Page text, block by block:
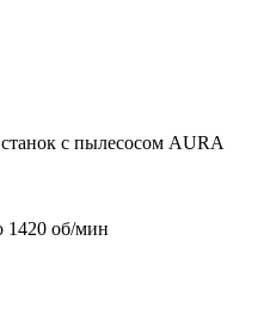
с пылесосом AURA
1420 об/мин